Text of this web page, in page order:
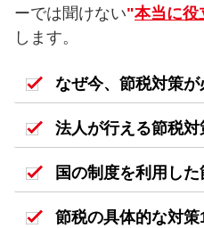
ーでは聞けない"本当に役
します。
なぜ今、節税対策が
法人が行える節税対
国の制度を利用した
節税の具体的な対策